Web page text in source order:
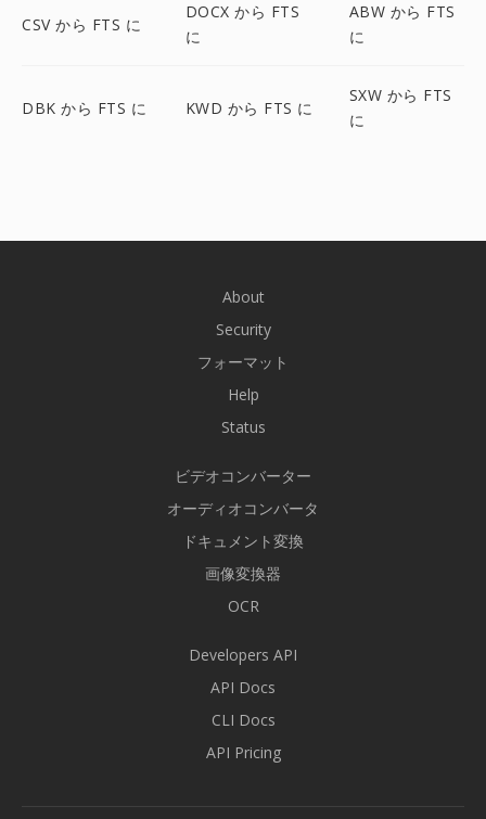
CSV から FTS に
DOCX から FTS
に
ABW から FTS
に
DBK から FTS に KWD から FTS に
SXW から FTS
に
About
Security
フォーマット
Help
Status
ビデオコンバーター
オーディオコンバータ
ドキュメント変換
画像変換器
OCR
Developers API
API Docs
CLI Docs
API Pricing